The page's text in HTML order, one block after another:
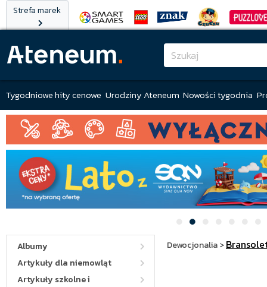
Strefa marek
Tygodniowe hity cenowe Urodziny Ateneum Nowości tygodnia
Albumy
Artykuły dla niemowląt
Artykuły szkolne i
Dewocjonalia>